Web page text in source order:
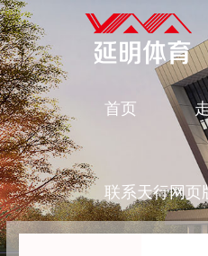
首页
联系天行网页